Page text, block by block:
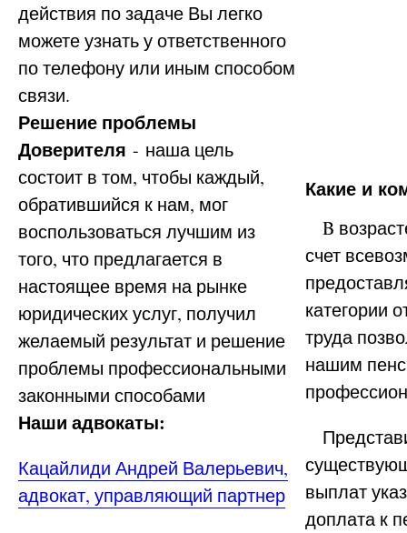
действия по задаче Вы легко
можете узнать у ответственного
по телефону или иным способом
связи.
Решение проблемы
Доверителя - наша цель
состоит в том, чтобы каждый,
обратившийся к нам, мог
воспользоваться лучшим из
того, что предлагается в
настоящее время на рынке
юридических услуг, получил
желаемый результат и решение
проблемы профессиональными
законными способами
Наши адвокаты:
Кацайлиди Андрей Валерьевич,
адвокат, управляющий партнер
Какие и
B
счет
категории
труда
нашим
выплат
доплата к